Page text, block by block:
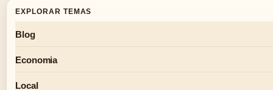
EXPLORAR TEMAS
Blog
Economia
Local